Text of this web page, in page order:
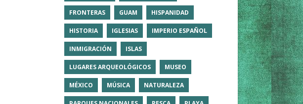
FRONTERAS GUAM HISPANIDAD
HISTORIA IGLESIAS IMPERIO ESPAÑOL
INMIGRACIÓN ISLAS
LUGARES ARQUEOLÓGICOS MUSEO
MÉXICO MÚSICA NATURALEZA